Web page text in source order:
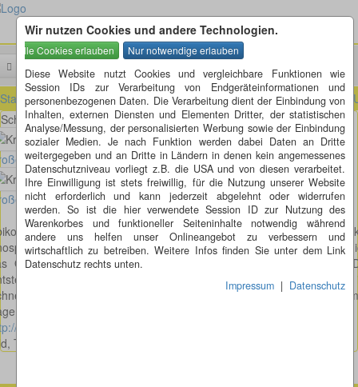
Wir nutzen Cookies und andere Technologien.
Diese Website nutzt Cookies und vergleichbare Funktionen wie
Session IDs zur Verarbeitung von Endgeräteinformationen und
personenbezogenen Daten. Die Verarbeitung dient der Einbindung von
Inhalten, externen Diensten und Elementen Dritter, der statistischen
Analyse/Messung, der personalisierten Werbung sowie der Einbindung
sozialer Medien. Je nach Funktion werden dabei Daten an Dritte
weitergegeben und an Dritte in Ländern in denen kein angemessenes
Datenschutzniveau vorliegt z.B. die USA und von diesen verarbeitet.
Ihre Einwilligung ist stets freiwillig, für die Nutzung unserer Website
nicht erforderlich und kann jederzeit abgelehnt oder widerrufen
werden. So ist die hier verwendete Session ID zur Nutzung des
Warenkorbes und funktioneller Seiteninhalte notwendig während
andere uns helfen unser Onlineangebot zu verbessern und
wirtschaftlich zu betreiben. Weitere Infos finden Sie unter dem Link
Datenschutz rechts unten.
Impressum | Datenschutz
Startseite » ausländische Kreisel » Schweiz » Luzern (LU) » Ebikon
Schlösslistrasse in 6030 Ebikon bei Luzern
Bild anzeigen
Bild anzeigen
hat im Wappen eine Seerose. Das Objekt stellt die
des Wappens unserer Gemeinde dar. Das Besondere ist, dass
Objekt entworfen und im alleingang selber hergestellt habe.
des Objektes, vom Karton-Modell bis zur Montage
ist in allen einzelnen Arbeitsgängen auf meiner
www.besonderes.ch
Text und Gestaltung: Beat Sommer